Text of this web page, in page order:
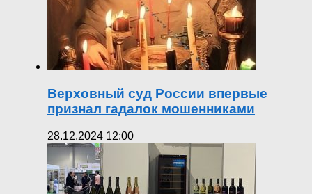
Верховный суд России впервые
признал гадалок мошенниками
28.12.2024 12:00